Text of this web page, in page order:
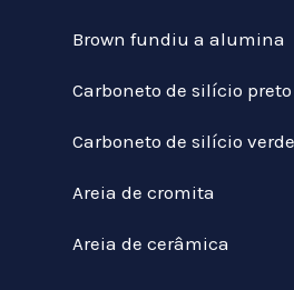
Brown fundiu a alumina
Carboneto de silício preto
Carboneto de silício verde
Areia de cromita
Areia de cerâmica